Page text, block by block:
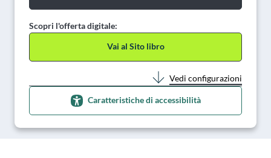
Scopri l'offerta digitale:
Vai al Sito libro
Vedi configurazioni
Caratteristiche di accessibilità